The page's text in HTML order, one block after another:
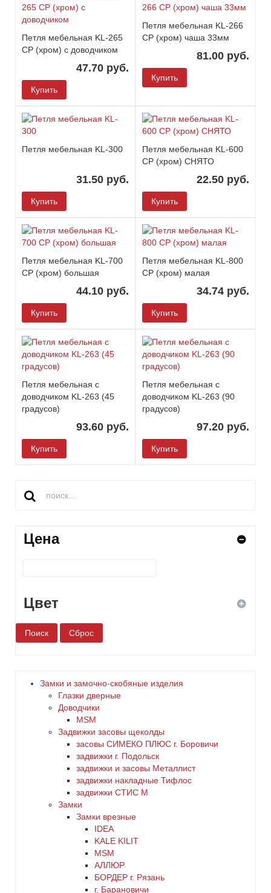
Петля мебельная KL-265
CP (хром) с доводчиком
47.70 руб.
Купить
Петля мебельная KL-266
CP (хром) чаша 33мм
81.00 руб.
Купить
Петля мебельная KL-300
31.50 руб.
Купить
Петля мебельная KL-600
CP (хром) СНЯТО
22.50 руб.
Купить
Петля мебельная KL-700
CP (хром) большая
44.10 руб.
Купить
Петля мебельная KL-800
CP (хром) малая
34.74 руб.
Купить
Петля мебельная с
доводчиком KL-263 (45
градусов)
93.60 руб.
Купить
Петля мебельная с
доводчиком KL-263 (90
градусов)
97.20 руб.
Купить
Цена
Цвет
белый
желтый
Замки и замочно-скобяные изделия
Глазки дверные
Доводчики
MSM
Задвижки засовы щеколды
заcовы СИМЕКО ПЛЮС г. Боровичи
задвижки г. Подольск
задвижки и засовы Металлист
задвижки накладные Тифлос
задвижки СТИС М
Замки
Замки врезные
IDEA
KALE KILIT
MSM
АЛЛЮР
БОРДЕР г. Рязань
г. Барановичи